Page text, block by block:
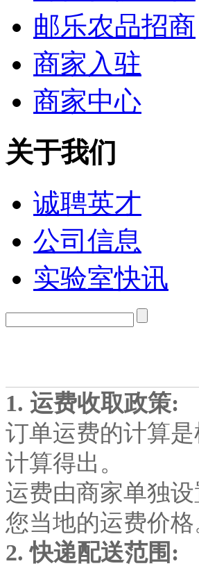
邮乐农品招商
商家入驻
商家中心
关于我们
诚聘英才
公司信息
实验室快讯
1. 运费收取政策:
订单运费的计算
计算得出。
运费由商家单独
您当地的运费价格
2.快递配送范围: